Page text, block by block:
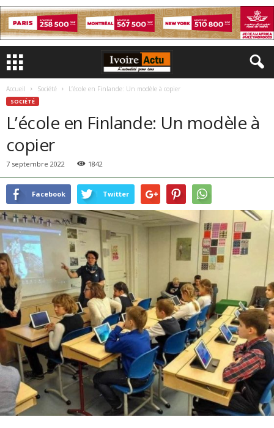
Accueil Société L’école en Finlande: Un modèle à copier
SOCIÉTÉ
L’école en Finlande: Un modèle à
copier
7 septembre 2022 1842
Facebook Twitter